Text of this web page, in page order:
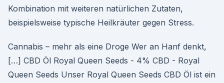
Kombination mit weiteren natürlichen Zutaten,
beispielsweise typische Heilkräuter gegen Stress.
Cannabis – mehr als eine Droge Wer an Hanf denkt,
[…] CBD Öl Royal Queen Seeds - 4% CBD - Royal
Queen Seeds Unser Royal Queen Seeds CBD Öl ist ein